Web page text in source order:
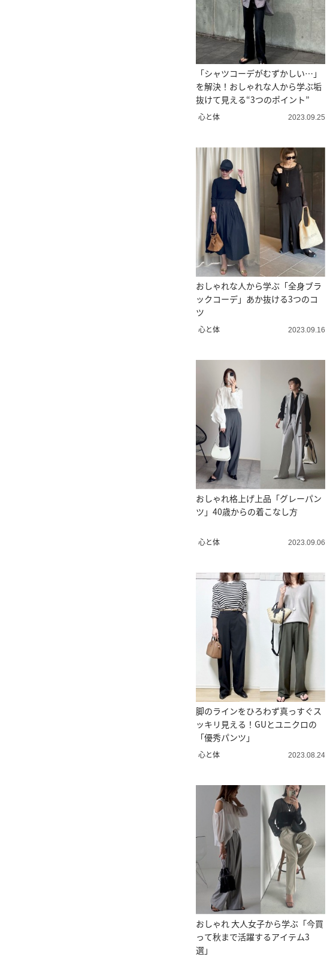
「シャツコーデがむずかしい…」
を解決！おしゃれな人から学ぶ垢
抜けて見える“3つのポイント”
心と体 2023.09.25
おしゃれな人から学ぶ「全身ブラ
ックコーデ」あか抜ける3つのコ
ツ
心と体 2023.09.16
おしゃれ格上げ上品「グレーパン
ツ」40歳からの着こなし方
心と体 2023.09.06
脚のラインをひろわず真っすぐス
ッキリ見える！GUとユニクロの
「優秀パンツ」
心と体 2023.08.24
おしゃれ 大人女子から学ぶ「今買
って秋まで活躍するアイテム3
選」